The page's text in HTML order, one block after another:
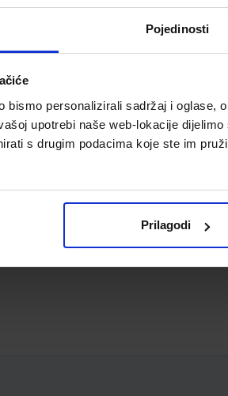
Pojedinosti
bismo personalizirali sadržaj i oglase,
upotrebi naše web-lokacije
s drugim podacima koje ste im
Prilagodi
Adler 4212/ 4212PD/
PR190/ CANON CP13/ MP12D/ MP120DH/
P200DH/ P200DHII/ P200DHIII/ P22D/
P32D/ CASIO 1215S/2215/ FR110/
FR2215S/ FR2600/ FR2650/ FR2650A/